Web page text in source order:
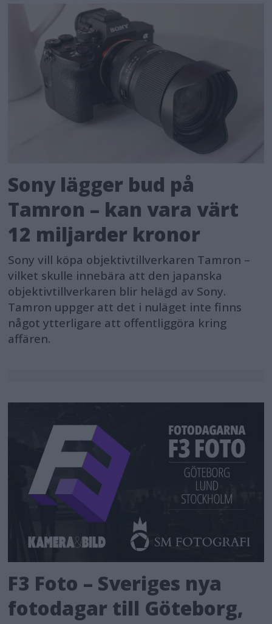
Sony lägger bud på
Tamron – kan vara värt
12 miljarder kronor
Sony vill köpa objektivtillverkaren Tamron –
vilket skulle innebära att den japanska
objektivtillverkaren blir helägd av Sony.
Tamron uppger att det i nuläget inte finns
något ytterligare att offentliggöra kring
affären.
F3 Foto – Sveriges nya
fotodagar till Göteborg,